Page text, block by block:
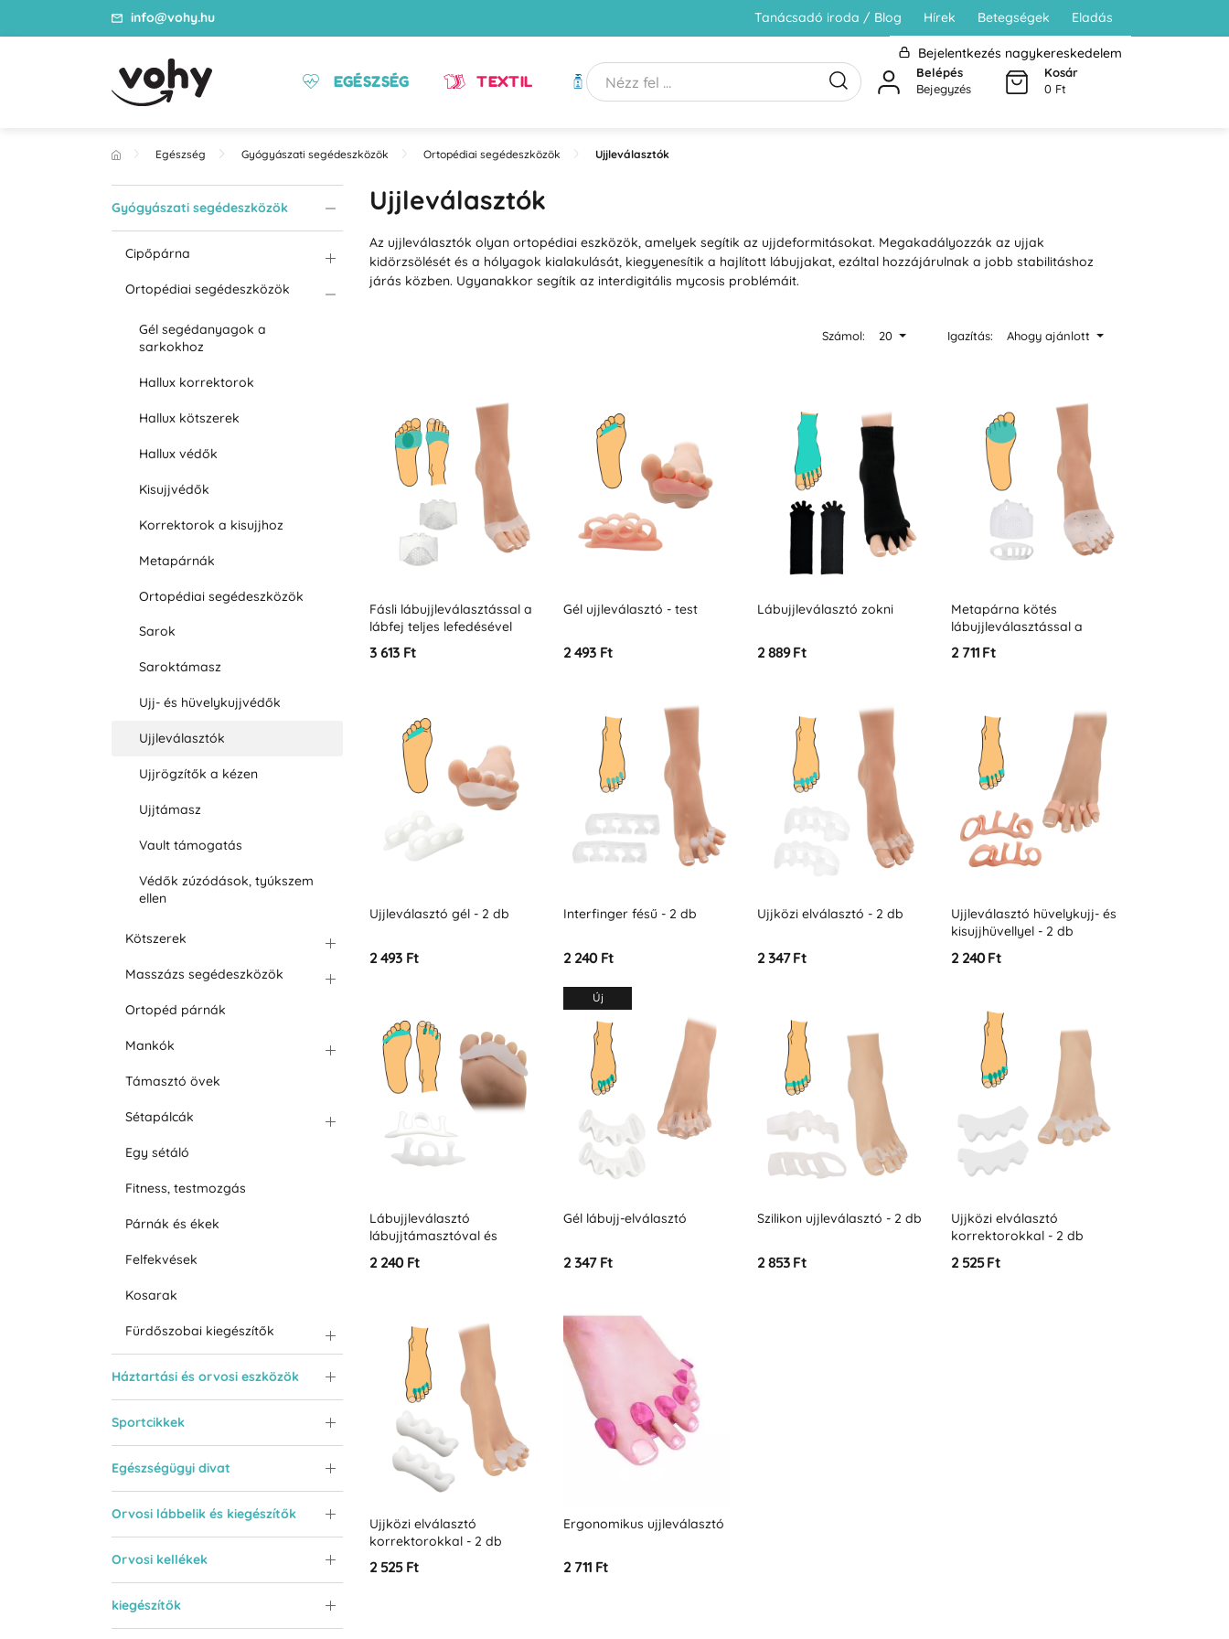
info@vohy.hu Tanácsadó iroda / Blog Hírek Betegségek Eladás
Bejelentkezés nagykereskedelem
EGÉSZSÉG TEXTIL HIGIÉNIA
Belépés
Bejegyzés
Kosár
0 Ft
Egészség Gyógyászati segédeszközök Ortopédiai segédeszközök Ujjleválasztók
Ujjleválasztók
Az ujjleválasztók olyan ortopédiai eszközök, amelyek segítik az ujjdeformitásokat. Megakadályozzák az ujjak
kidörzsölését és a hólyagok kialakulását, kiegyenesítik a hajlított lábujjakat, ezáltal hozzájárulnak a jobb stabilitáshoz
járás közben. Ugyanakkor segítik az interdigitális mycosis problémáit.
Számol: 20 Igazítás: Ahogy ajánlott
Fásli lábujjleválasztással a
lábfej teljes lefedésével
3 613 Ft
Gél ujjleválasztó - test
2 493 Ft
Lábujjleválasztó zokni
2 889 Ft
Metapárna kötés
lábujjleválasztással a
lábfej teljes lefedésével
2 711 Ft
Ujjleválasztó gél - 2 db
2 493 Ft
Interfinger fésű - 2 db
2 240 Ft
Ujjközi elválasztó - 2 db
2 347 Ft
Ujjleválasztó hüvelykujj- és
kisujjhüvellyel - 2 db
2 240 Ft
Lábujjleválasztó
lábujjtámasztóval és
hüvellyel - 2 db
2 240 Ft
Új
Gél lábujj-elválasztó
2 347 Ft
Szilikon ujjleválasztó - 2 db
2 853 Ft
Ujjközi elválasztó
korrektorokkal - 2 db
2 525 Ft
Ujjközi elválasztó
korrektorokkal - 2 db
2 525 Ft
Ergonomikus ujjleválasztó
2 711 Ft
Gyógyászati segédeszközök
Cipőpárna
Ortopédiai segédeszközök
Gél segédanyagok a
sarkokhoz
Hallux korrektorok
Hallux kötszerek
Hallux védők
Kisujjvédők
Korrektorok a kisujjhoz
Metapárnák
Ortopédiai segédeszközök
Sarok
Saroktámasz
Ujj- és hüvelykujjvédők
Ujjleválasztók
Ujjrögzítők a kézen
Ujjtámasz
Vault támogatás
Védők zúzódások, tyúkszem
ellen
Kötszerek
Masszázs segédeszközök
Ortopéd párnák
Mankók
Támasztó övek
Sétapálcák
Egy sétáló
Fitness, testmozgás
Párnák és ékek
Felfekvések
Kosarak
Fürdőszobai kiegészítők
Háztartási és orvosi eszközök
Sportcikkek
Egészségügyi divat
Orvosi lábbelik és kiegészítők
Orvosi kellékek
kiegészítők